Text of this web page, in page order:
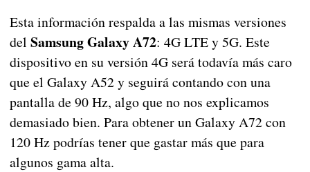
Esta información respalda a las mismas versiones
del Samsung Galaxy A72: 4G LTE y 5G. Este
dispositivo en su versión 4G será todavía más caro
que el Galaxy A52 y seguirá contando con una
pantalla de 90 Hz, algo que no nos explicamos
demasiado bien. Para obtener un Galaxy A72 con
120 Hz podrías tener que gastar más que para
algunos gama alta.